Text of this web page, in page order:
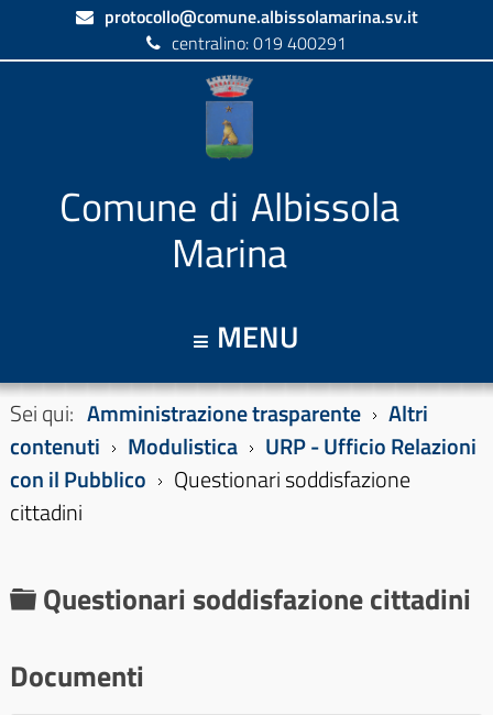
protocollo@comune.albissolamarina.sv.it
centralino: 019 400291
Comune di Albissola
Marina
MENU
Sei qui: Amministrazione trasparente
Altri
contenuti
Modulistica
URP - Ufficio Relazioni
con il Pubblico
Questionari soddisfazione
cittadini
C
r
Questionari soddisfazione cittadini
Documenti